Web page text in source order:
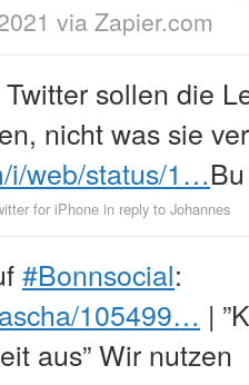
via Zapier.com
sollen die
nicht was sie
i/web/status/1…Bu
for iPhone in reply to Johannes
#Bonnsocial:
105499… |
aus” Wir nutzen